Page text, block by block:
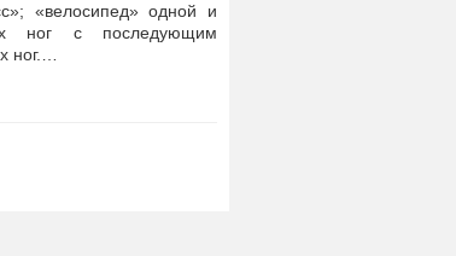
«велосипед» одной и
ног с последующим
ног.…